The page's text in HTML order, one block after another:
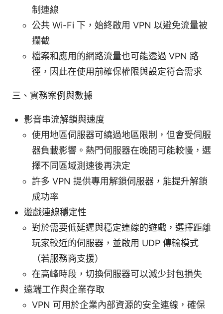
制連線
公共 Wi-Fi 下，始終啟用 VPN 以避免流量被
攔截
檔案和應用的網路流量也可能透過 VPN 路
徑，因此在使用前確保權限與設定符合需求
三、實務案例與數據
影音串流解鎖與速度
使用地區伺服器可繞過地區限制，但會受伺服
器負載影響。熱門伺服器在晚間可能較慢，選
擇不同區域測速後再決定
許多 VPN 提供專用解鎖伺服器，能提升解鎖
成功率
遊戲連線穩定性
對於需要低延遲與穩定連線的遊戲，選擇距離
玩家較近的伺服器，並啟用 UDP 傳輸模式
（若服務商支援）
在高峰時段，切換伺服器可以減少封包損失
遠端工作與企業存取
VPN 可用於企業內部資源的安全連線，確保